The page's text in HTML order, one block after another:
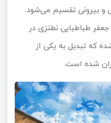
و بیرونی تقسیم می‌شود.
طباطبایی نطنزی در
بنا شده که تبدیل به یکی از
شده است.